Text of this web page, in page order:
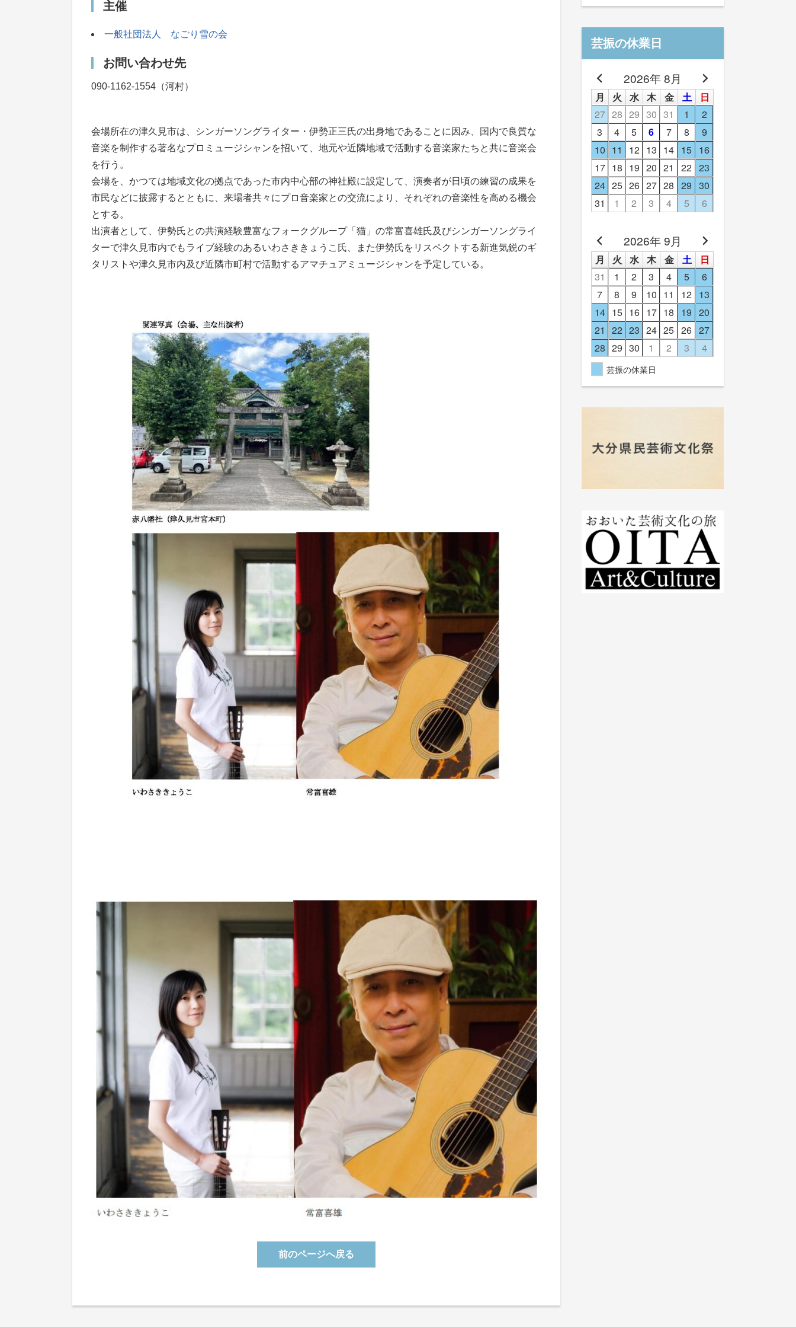
主催
一般社団法人 なごり雪の会
お問い合わせ先
090-1162-1554（河村）
会場所在の津久見市は、シンガーソングライター・伊勢正三氏の出身地であることに因み、国内で良質な
音楽を制作する著名なプロミュージシャンを招いて、地元や近隣地域で活動する音楽家たちと共に音楽会
を行う。
会場を、かつては地域文化の拠点であった市内中心部の神社殿に設定して、演奏者が日頃の練習の成果を
市民などに披露するとともに、来場者共々にプロ音楽家との交流により、それぞれの音楽性を高める機会
とする。
出演者として、伊勢氏との共演経験豊富なフォークグループ「猫」の常富喜雄氏及びシンガーソングライ
ターで津久見市内でもライブ経験のあるいわさききょうこ氏、また伊勢氏をリスペクトする新進気鋭のギ
タリストや津久見市内及び近隣市町村で活動するアマチュアミュージシャンを予定している。
前のページへ戻る
芸振の休業日
2026年 8月
月 火 水 木 金 土
日
27 28 29 30 31 1
2
3
4 5 6 7 8
9
10 11 12 13 14 15 16
17 18 19 20 21 22 23
24 25 26 27 28 29 30
31
1 2 3 4 5 6
2026年 9月
月 火 水 木 金 土
日
31
1 2 3 4 5
6
7
8 9 10 11 12 13
14 15 16 17 18 19 20
21
22 23 24 25 26 27
28 29 30 1 2 3 4
芸振の休業日